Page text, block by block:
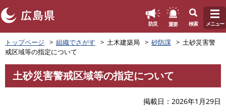
ペ
ー
ジ
の
頭
防災 重要 検索 メニュー
トップページ 組織でさがす 土木建築局 砂防課
土砂災害警
戒区域等の指定について
文
土砂災害警戒区域等の指定について
掲載日 2026年1月29日